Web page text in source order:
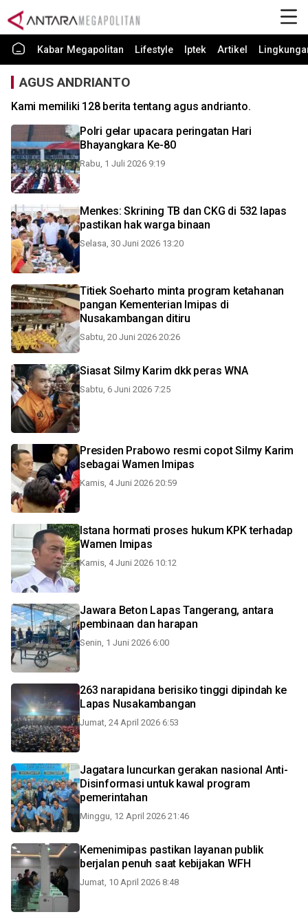
Kabar Megapolitan Lifestyle Iptek Artikel
AGUS ANDRIANTO
Kami memiliki 128 berita tentang agus andrianto.
Polri gelar upacara peringatan Hari
Bhayangkara Ke-80
Rabu, 1 Juli 2026 9:19
Menkes: Skrining TB dan CKG di 532 lapas
pastikan hak warga binaan
Selasa, 30 Juni 2026 13:20
Titiek Soeharto minta program ketahanan
pangan Kementerian Imipas di
Nusakambangan ditiru
Sabtu, 20 Juni 2026 20:26
Siasat Silmy Karim dkk peras WNA
Sabtu, 6 Juni 2026 7:25
Presiden Prabowo resmi copot Silmy Karim
sebagai Wamen Imipas
Kamis, 4 Juni 2026 20:59
Istana hormati proses hukum KPK terhadap
Wamen Imipas
Kamis, 4 Juni 2026 10:12
Jawara Beton Lapas Tangerang, antara
pembinaan dan harapan
Senin, 1 Juni 2026 6:00
263 narapidana berisiko tinggi dipindah ke
Lapas Nusakambangan
Jumat, 24 April 2026 6:53
Jagatara luncurkan gerakan nasional Anti-
Disinformasi untuk kawal program
pemerintahan
Minggu, 12 April 2026 21:46
Kemenimipas pastikan layanan publik
berjalan penuh saat kebijakan WFH
Jumat, 10 April 2026 8:48